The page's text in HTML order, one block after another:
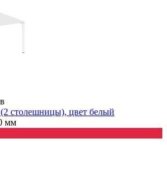
столешницы), цвет белый
мм